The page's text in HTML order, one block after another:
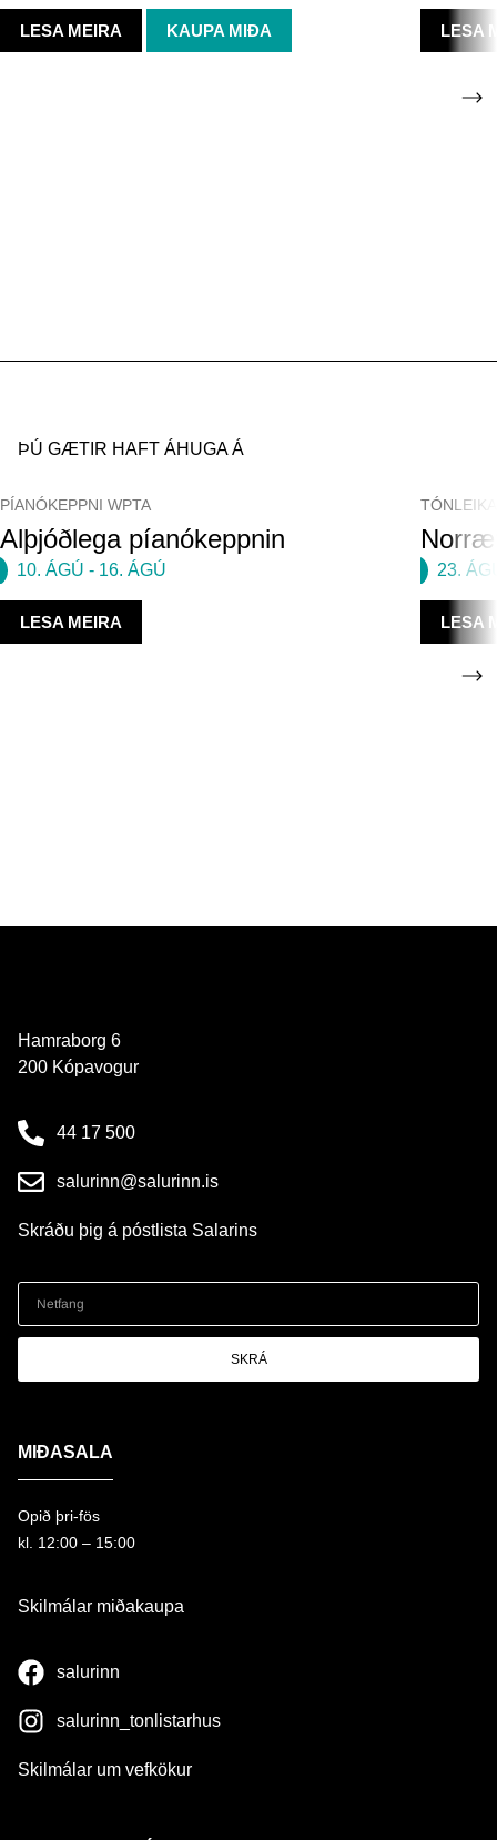
LESA MEIRA KAUPA MIÐA LESA
ÞÚ GÆTIR HAFT ÁHUGA Á
PÍANÓKEPPNI WPTA
Alþjóðlega píanókeppnin
10. ÁGÚ - 16. ÁGÚ
LESA MEIRA
23.
LESA
Hamraborg 6
200 Kópavogur
44 17 500
salurinn@salurinn.is
Skráðu þig á póstlista Salarins
SKRÁ
MIÐASALA
Opið þri-fös
kl. 12:00 – 15:00
Skilmálar miðakaupa
salurinn
salurinn_tonlistarhus
Skilmálar um vefkökur